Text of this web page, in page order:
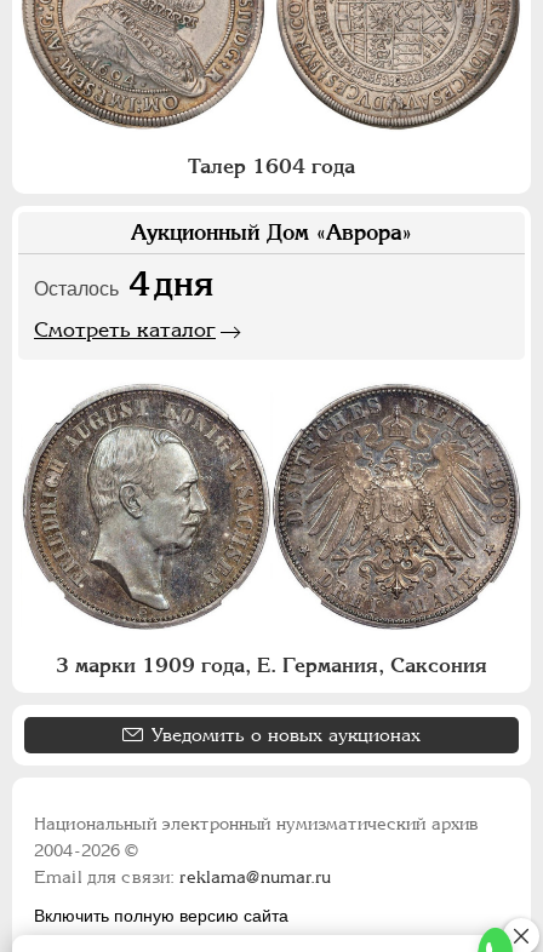
Талер 1604 года
Аукционный Дом «Аврора»
Осталось 4дня
Смотреть каталог
3 марки 1909 года, Е. Германия, Саксония
Уведомить о новых аукционах
Национальный электронный нумизматический архив
2004-2026 ©
Email для связи:reklama@numar.ru
Включить полную версию сайта